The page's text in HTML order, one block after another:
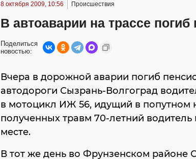
8 октября 2009, 10:56 Происшествия
В автоаварии на трассе погиб
Поделиться
новостью:
Вчера в дорожной аварии погиб
автодороги Сызрань-Волгоград
в мотоцикл ИЖ 56, идущий в попутном
полученных травм 70-летний
месте.
В тот же день во Фрунзенском районе